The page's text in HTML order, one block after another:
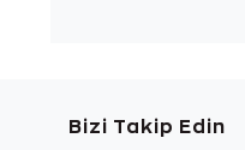
Bizi Takip Edin